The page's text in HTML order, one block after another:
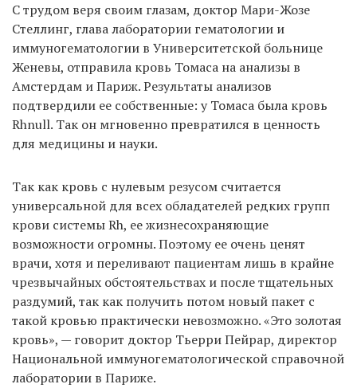
С трудом веря своим глазам, доктор Мари-Жозе
Стеллинг, глава лаборатории гематологии и
иммуногематологии в Университетской больнице
Женевы, отправила кровь Томаса на анализы в
Амстердам и Париж. Результаты анализов
подтвердили ее собственные: у Томаса была кровь
Rhnull. Так он мгновенно превратился в ценность
для медицины и науки.
Так как кровь с нулевым резусом считается
универсальной для всех обладателей редких групп
крови системы Rh, ее жизнесохраняющие
возможности огромны. Поэтому ее очень ценят
врачи, хотя и переливают пациентам лишь в крайне
чрезвычайных обстоятельствах и после тщательных
раздумий, так как получить потом новый пакет с
такой кровью практически невозможно. «Это золотая
кровь», — говорит доктор Тьерри Пейрар, директор
Национальной иммуногематологической справочной
лаборатории в Париже.